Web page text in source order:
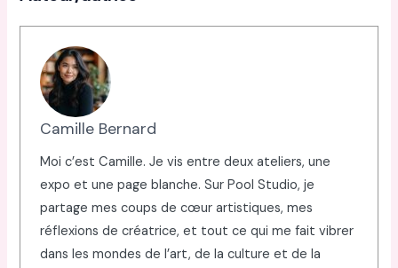
Camille Bernard
Moi c’est Camille. Je vis entre deux ateliers, une
expo et une page blanche. Sur Pool Studio, je
partage mes coups de cœur artistiques, mes
réflexions de créatrice, et tout ce qui me fait vibrer
dans les mondes de l’art, de la culture et de la